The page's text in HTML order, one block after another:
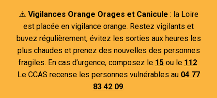
contenu
⚠️ Vigilances Orange Orages et Canicule : la Loire
est placée en vigilance orange. Restez vigilants et
buvez régulièrement, évitez les sorties aux heures les
plus chaudes et prenez des nouvelles des personnes
fragiles. En cas d’urgence, composez le 15 ou le 112.
Le CCAS recense les personnes vulnérables au 04 77
83 42 09.